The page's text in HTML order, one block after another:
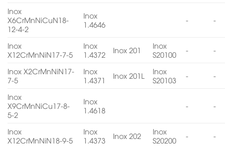
Inox
X6CrMnNiCuN18-
12-4-2
Inox
1.4646
- -
Inox
X12CrMnNiN17-7-5
Inox
1.4372
Inox 201
Inox
S20100
- -
Inox X2CrMnNiN17-
7-5
Inox
1.4371
Inox 201L
Inox
S20103
- -
Inox
X9CrMnNiCu17-8-
5-2
Inox
1.4618
- -
Inox
X12CrMnNiN18-9-5
Inox
1.4373
Inox 202
Inox
S20200
- -